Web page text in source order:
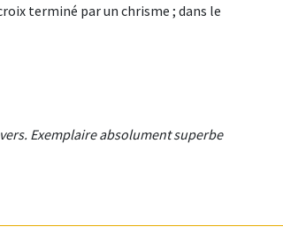
terminé par un chrisme ; dans le
Exemplaire absolument superbe